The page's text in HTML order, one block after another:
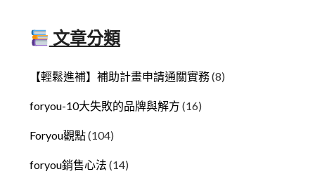
文章分類
【輕鬆進補】補助計畫申請通關實務(8)
foryou-10大失敗的品牌與解方 (16)
Foryou觀點(104)
foryou銷售心法 (14)